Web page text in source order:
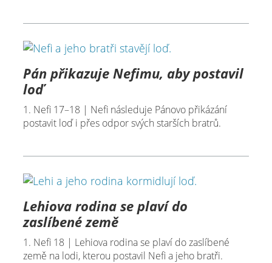
Pán přikazuje Nefimu, aby postavil
loď
1. Nefi 17–18 | Nefi následuje Pánovo přikázání
postavit loď i přes odpor svých starších bratrů.
Lehiova rodina se plaví do
zaslíbené země
1. Nefi 18 | Lehiova rodina se plaví do zaslíbené
země na lodi, kterou postavil Nefi a jeho bratři.